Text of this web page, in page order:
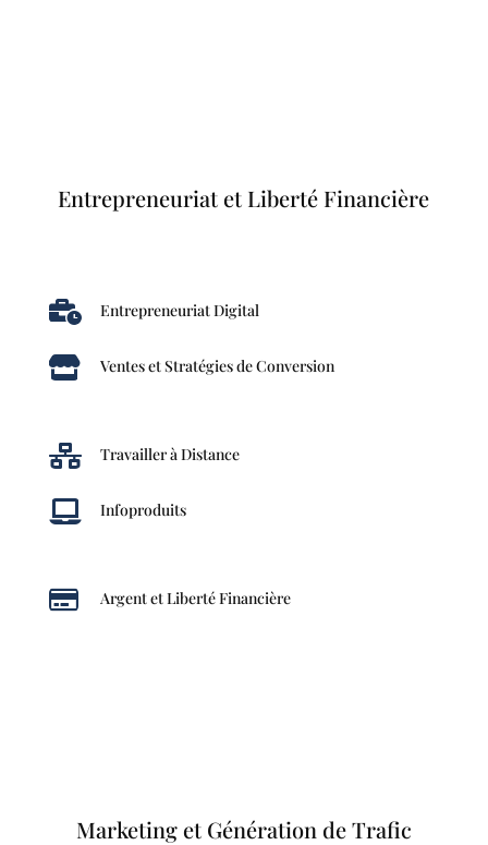
Entrepreneuriat et Liberté Financière
 Entrepreneuriat Digital
 Ventes et Stratégies de Conversion
 Travailler à Distance
 Infoproduits
 Argent et Liberté Financière
Marketing et Génération de Trafic